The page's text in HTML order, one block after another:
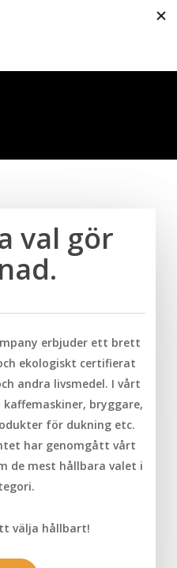
val gör
erbjuder ett brett
ekologiskt certifierat
andra livsmedel. I vårt
bryggare,
för dukningetc.
har genomgått vårt
de mest hållbara valet i
välja hållbart!